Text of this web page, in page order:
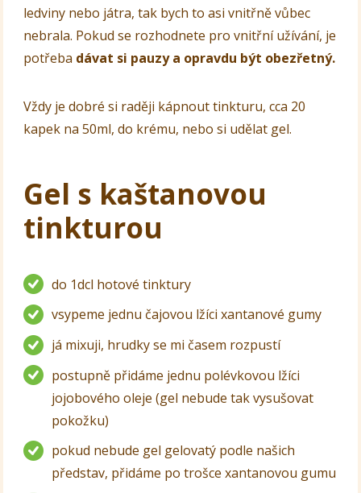
ledviny nebo játra, tak bych to asi vnitřně vůbec
nebrala. Pokud se rozhodnete pro vnitřní užívání, je
potřeba dávat si pauzy a opravdu být obezřetný.
Vždy je dobré si raději kápnout tinkturu, cca 20
kapek na 50ml, do krému, nebo si udělat gel.
Gel s kaštanovou
tinkturou
do 1dcl hotové tinktury
vsypeme jednu čajovou lžíci xantanové gumy
já mixuji, hrudky se mi časem rozpustí
postupně přidáme jednu polévkovou lžíci
jojobového oleje (gel nebude tak vysušovat
pokožku)
pokud nebude gel gelovatý podle našich
představ, přidáme po trošce xantanovou gumu